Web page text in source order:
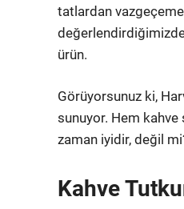
tatlardan
ürün.
Görüyorsunuz ki,
sunuyor. Hem kahve
zaman iyidir, değil
Kahve